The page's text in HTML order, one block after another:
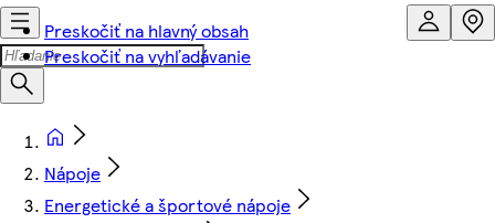
Preskočiť na hlavný obsah
Preskočiť na vyhľadávanie
Nápoje
Energetické a športové nápoje